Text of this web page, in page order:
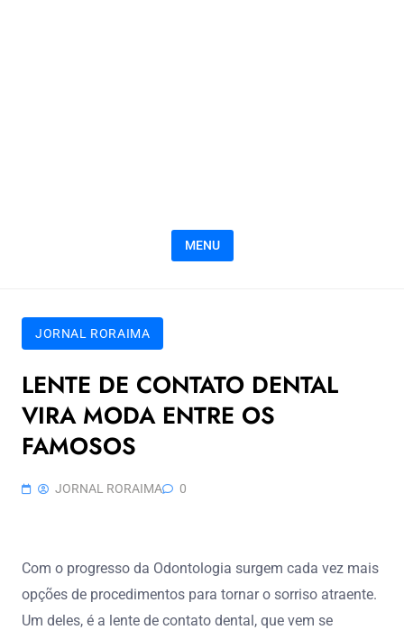
MENU
JORNAL RORAIMA
LENTE DE CONTATO DENTAL
VIRA MODA ENTRE OS
FAMOSOS
JORNAL RORAIMA 0
Com o progresso da Odontologia surgem cada vez mais
opções de procedimentos para tornar o sorriso atraente.
Um deles, é a lente de contato dental, que vem se